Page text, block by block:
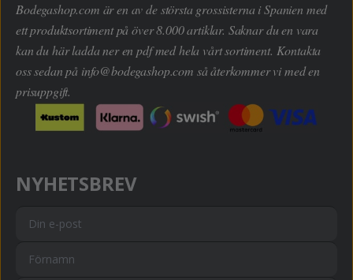
Bodegashop.com är en av de största grossisterna i Spanien med
ett produktsortiment på över 8.000 artiklar. Saknar du en vara
kan du här ladda ner en pdf med hela vårt sortiment. Kontakta
oss sedan på info@bodegashop.com så återkommer vi med en
prisuppgift.
NYHETSBREV